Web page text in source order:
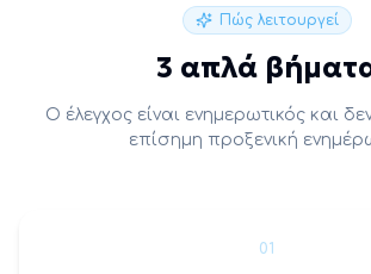
Πώς λειτουργεί
3 απλά
Ο έλεγχος είναι ενημερωτικός και
επίσημη προξενική
01